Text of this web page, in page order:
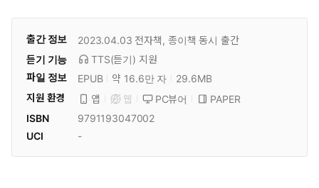
출간 정보 2023.04.03 전자책, 종이책 동시 출간
듣기 기능
TTS(듣기) 지원
파일 정보
EPUB 약 16.6만 자
29.6MB
지원 환경
앱 웹 PC뷰어
PAPER
ISBN
9791193047002
UCI
-